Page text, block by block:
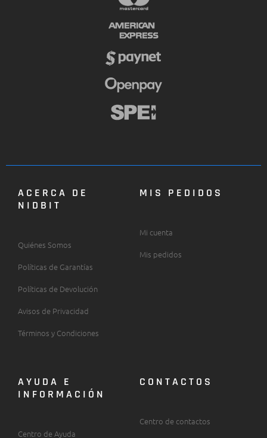
ACERCA DE
NIDBIT
Quiénes Somos
Políticas de Garantías
Políticas de Devolución
Avisos de Privacidad
Términos y Condiciones
MIS PEDIDOS
Mi cuenta
Mis pedidos
AYUDA E
INFORMACIÓN
Centro de Ayuda
CONTACTOS
Centro de contactos